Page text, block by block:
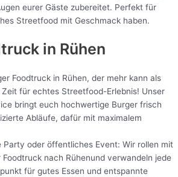
eurer Gäste zubereitet. Perfekt für
Streetfood mit Geschmack haben.
in Rühen
Foodtruck in Rühen, der mehr kann als
Zeit für echtes Streetfood-Erlebnis! Unser
bringt euch hochwertige Burger frisch
Abläufe, dafür mit maximalem
Party oder öffentliches Event: Wir rollen mit
Foodtruck nach Rühenund verwandeln jede
für gutes Essen und entspannte